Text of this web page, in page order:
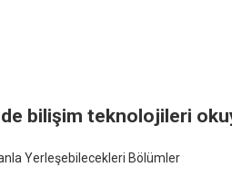
bilişim teknolojileri
Yerleşebilecekleri Bölümler